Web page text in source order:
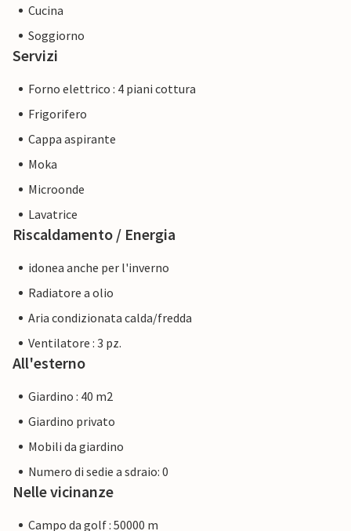
Cucina
Soggiorno
Servizi
Forno elettrico : 4 piani cottura
Frigorifero
Cappa aspirante
Moka
Microonde
Lavatrice
Riscaldamento / Energia
idonea anche per l'inverno
Radiatore a olio
Aria condizionata calda/fredda
Ventilatore : 3 pz.
All'esterno
Giardino : 40 m2
Giardino privato
Mobili da giardino
Numero di sedie a sdraio: 0
Nelle vicinanze
Campo da golf : 50000 m